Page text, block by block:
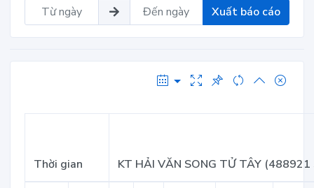
Xuất báo cáo
Thời gian KT HẢI VĂN SONG TỬ TÂY